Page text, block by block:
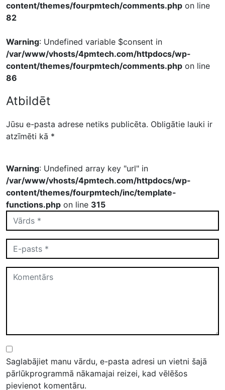
content/themes/fourpmtech/comments.php on line
82
Warning: Undefined variable $consent in
/var/www/vhosts/4pmtech.com/httpdocs/wp-
content/themes/fourpmtech/comments.php on line
86
Atbildēt
Jūsu e-pasta adrese netiks publicēta. Obligātie lauki ir
atzīmēti kā *
Warning: Undefined array key "url" in
/var/www/vhosts/4pmtech.com/httpdocs/wp-
content/themes/fourpmtech/inc/template-
functions.php on line 315
Saglabājiet manu vārdu, e-pasta adresi un vietni šajā
pārlūkprogrammā nākamajai reizei, kad vēlēšos
pievienot komentāru.